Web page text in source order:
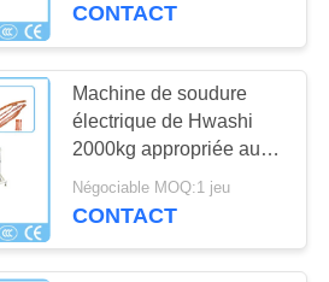
de soudure
85
CONTACT
Machine de soudure
électrique de Hwashi
2000kg appropriée au
câblage cuivre
Négociable MOQ:1 jeu
CONTACT